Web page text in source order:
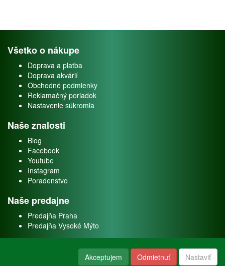
Všetko o nákupe
Doprava a platba
Doprava akvárií
Obchodné podmienky
Reklamačný poriadok
Nastavenie súkromia
Naše znalosti
Blog
Facebook
Youtube
Instagram
Poradenstvo
Naše predajne
Predajňa Praha
Predajňa Vysoké Mýto
Akceptujem Odmietnuť Nastaviť